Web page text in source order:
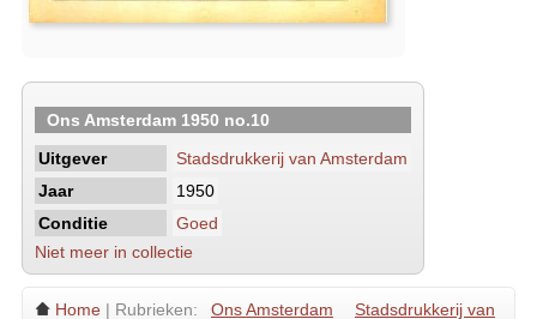
Ons Amsterdam 1950 no.10
Uitgever
Stadsdrukkerij van Amsterdam
Jaar
1950
Conditie
Goed
Niet meer in collectie
Home | Rubrieken: Ons Amsterdam Stadsdrukkerij van